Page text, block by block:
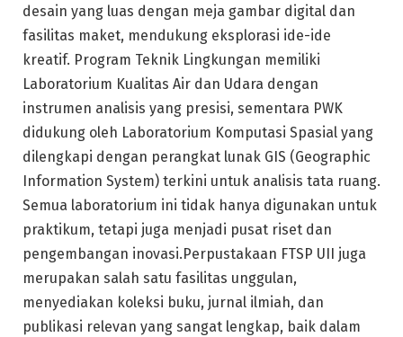
desain yang luas dengan meja gambar digital dan
fasilitas maket, mendukung eksplorasi ide-ide
kreatif. Program Teknik Lingkungan memiliki
Laboratorium Kualitas Air dan Udara dengan
instrumen analisis yang presisi, sementara PWK
didukung oleh Laboratorium Komputasi Spasial yang
dilengkapi dengan perangkat lunak GIS (Geographic
Information System) terkini untuk analisis tata ruang.
Semua laboratorium ini tidak hanya digunakan untuk
praktikum, tetapi juga menjadi pusat riset dan
pengembangan inovasi.Perpustakaan FTSP UII juga
merupakan salah satu fasilitas unggulan,
menyediakan koleksi buku, jurnal ilmiah, dan
publikasi relevan yang sangat lengkap, baik dalam